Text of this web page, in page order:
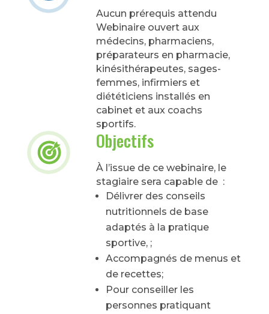
Aucun prérequis attendu
Webinaire ouvert aux
médecins, pharmaciens,
préparateurs en pharmacie,
kinésithérapeutes, sages-
femmes, infirmiers et
diététiciens installés en
cabinet et aux coachs
sportifs.
Objectifs
À l’issue de ce webinaire, le
stagiaire sera capable de :
Délivrer des conseils
nutritionnels de base
adaptés à la pratique
sportive, ;
Accompagnés de menus et
de recettes;
Pour conseiller les
personnes pratiquant